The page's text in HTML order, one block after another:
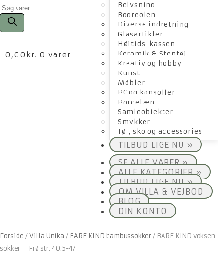
Products
search
0,00 kr. 0 varer
Belysning
Bogreolen
Diverse indretning
Glasartikler
Højtids-kassen
Keramik & Stentøj
Kreativ og hobby
Kunst
Møbler
PC og konsoller
Porcelæn
Samleobjekter
Smykker
Tøj, sko og accessories
TILBUD LIGE NU »
SE ALLE VARER »
ALLE KATEGORIER »
TILBUD LIGE NU »
OM VILLA & VEJBOD
BLOG
DIN KONTO
Forside /Villa Unika / BARE KIND bambussokker/ BARE KIND voksen
sokker – Frø str. 40,5-47